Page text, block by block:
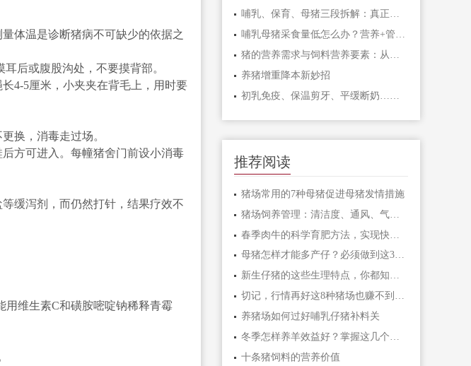
体温是诊断猪病不可缺少的依据之
后或腹股沟处，不要摸背部。
4-5厘米，小夹夹在背毛上，用时要
换，消毒走过场。
方可进入。每幢猪舍门前设小消毒
缓泻剂，而仍然打针，结果疗效不
维生素C和磺胺嘧啶钠稀释青霉
哺乳、保育、母猪三段拆解：真正的猪群健康管理，从来不是靠药堆出来的
哺乳母猪采食量低怎么办？营养+管理+饲喂时间调整，细节全在这
猪的营养需求与饲料营养要素：从氨基酸到水质的基础问答
养猪增重降本新妙招
推荐阅读
猪场常用的7种母猪促进母猪发情措施
猪场饲养管理：清洁度、通风、气温等都能影响到猪只健康，最重要的仍是卫生？
春季肉牛的科学育肥方法，实现快速育肥
母猪怎样才能多产仔？必须做到这3点！
新生仔猪的这些生理特点，你都知道吗？
切记，行情再好这8种猪场也赚不到钱！
养猪场如何过好哺乳仔猪补料关
冬季怎样养羊效益好？掌握这几个关键技巧不用愁！
十条猪饲料的营养价值